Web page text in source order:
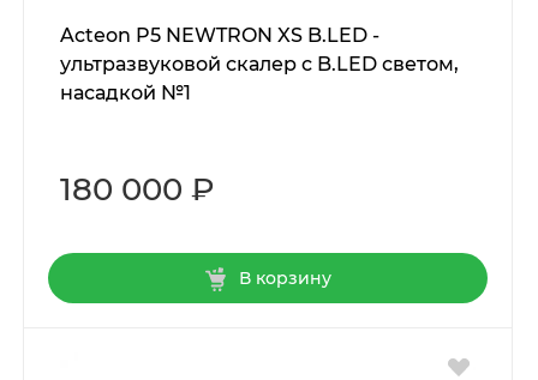
Acteon P5 NEWTRON XS B.LED -
ультразвуковой скалер c B.LED светом,
насадкой №1
180 000 ₽
В корзину